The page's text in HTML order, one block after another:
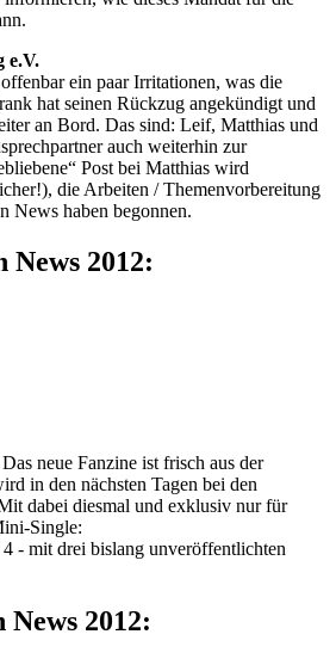
e.V.
ein paar Irritationen, was die
hat seinen Rückzug angekündigt und
an Bord. Das sind: Leif, Matthias und
auch weiterhin zur
Post bei Matthias wird
die Arbeiten / Themenvorbereitung
News haben begonnen.
News 2012:
neue Fanzine ist frisch aus der
in den nächsten Tagen bei den
dabei diesmal und exklusiv nur für
Single:
- mit drei bislang unveröffentlichten
2012: